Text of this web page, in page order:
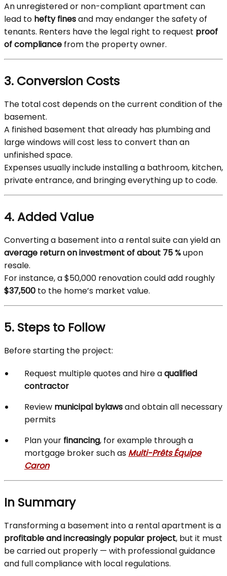
An unregistered or non-compliant apartment can
lead to hefty finesand may endanger the safety of
tenants. Renters have the legal right to request proof
of compliance from the property owner.
3. Conversion Costs
The total cost depends on the current condition of the
basement.
A finished basement that already has plumbing and
large windows will cost less to convert than an
unfinished space.
Expenses usually include installing a bathroom, kitchen,
private entrance, and bringing everything up to code.
4. Added Value
Converting a basement into a rental suite can yield an
average return on investment of about 75 %upon
resale.
For instance, a $50,000 renovation could add roughly
$37,500 to the home’s market value.
5. Steps to Follow
Before starting the project:
Request multiple quotes and hire aqualified
contractor
Review municipal bylawsand obtain all necessary
permits
Plan your financing, for example through a
mortgage broker such as Multi-Prêts Équipe
Caron
In Summary
Transforming a basement into a rental apartment is a
profitable and increasingly popular project, but it must
be carried out properly — with professional guidance
and full compliance with local regulations.